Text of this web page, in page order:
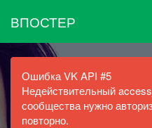
ВПОСТЕР
Ошибка VK API #5
Недействительный
сообщества нужно
повторно.